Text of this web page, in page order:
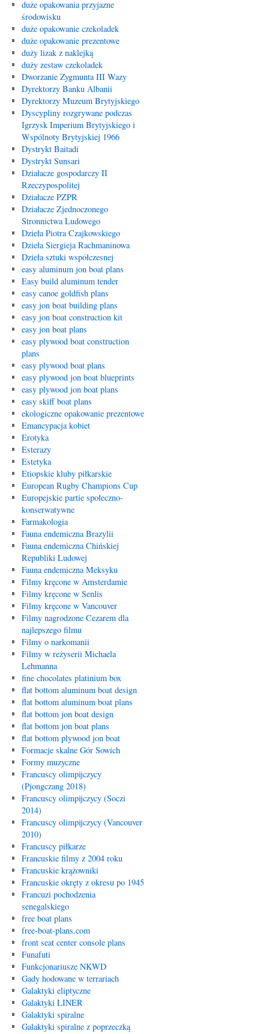
duże opakowania przyjazne
środowisku
duże opakowanie czekoladek
duże opakowanie prezentowe
duży lizak z naklejką
duży zestaw czekoladek
Dworzanie Zygmunta III Wazy
Dyrektorzy Banku Albanii
Dyrektorzy Muzeum Brytyjskiego
Dyscypliny rozgrywane podczas
Igrzysk Imperium Brytyjskiego i
Wspólnoty Brytyjskiej 1966
Dystrykt Baitadi
Dystrykt Sunsari
Działacze gospodarczy II
Rzeczypospolitej
Działacze PZPR
Działacze Zjednoczonego
Stronnictwa Ludowego
Dzieła Piotra Czajkowskiego
Dzieła Siergieja Rachmaninowa
Dzieła sztuki współczesnej
easy aluminum jon boat plans
Easy build aluminum tender
easy canoe goldfish plans
easy jon boat building plans
easy jon boat construction kit
easy jon boat plans
easy plywood boat construction
plans
easy plywood boat plans
easy plywood jon boat blueprints
easy plywood jon boat plans
easy skiff boat plans
ekologiczne opakowanie prezentowe
Emancypacja kobiet
Erotyka
Esterazy
Estetyka
Etiopskie kluby piłkarskie
European Rugby Champions Cup
Europejskie partie społeczno-
konserwatywne
Farmakologia
Fauna endemiczna Brazylii
Fauna endemiczna Chińskiej
Republiki Ludowej
Fauna endemiczna Meksyku
Filmy kręcone w Amsterdamie
Filmy kręcone w Senlis
Filmy kręcone w Vancouver
Filmy nagrodzone Cezarem dla
najlepszego filmu
Filmy o narkomanii
Filmy w reżyserii Michaela
Lehmanna
fine chocolates platinium box
flat bottom aluminum boat design
flat bottom aluminum boat plans
flat bottom jon boat design
flat bottom jon boat plans
flat bottom plywood jon boat
Formacje skalne Gór Sowich
Formy muzyczne
Francuscy olimpijczycy
(Pjongczang 2018)
Francuscy olimpijczycy (Soczi
2014)
Francuscy olimpijczycy (Vancouver
2010)
Francuscy piłkarze
Francuskie filmy z 2004 roku
Francuskie krążowniki
Francuskie okręty z okresu po 1945
Francuzi pochodzenia
senegalskiego
free boat plans
free-boat-plans.com
front seat center console plans
Funafuti
Funkcjonariusze NKWD
Gady hodowane w terrariach
Galaktyki eliptyczne
Galaktyki LINER
Galaktyki spiralne
Galaktyki spiralne z poprzeczką